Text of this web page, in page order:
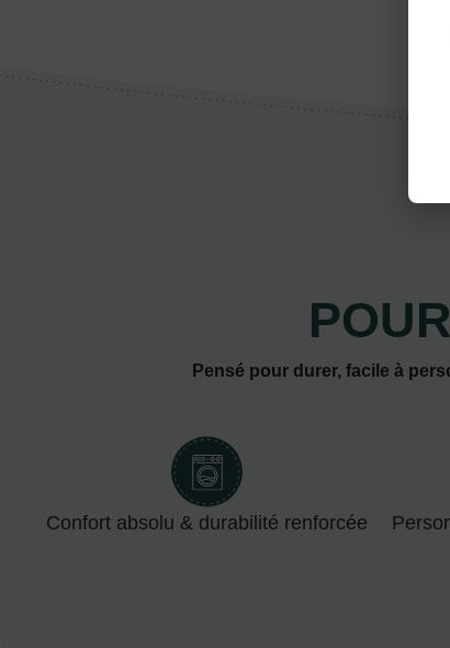
Pensé pour durer, facile à
Confort absolu & durabilité renforcée